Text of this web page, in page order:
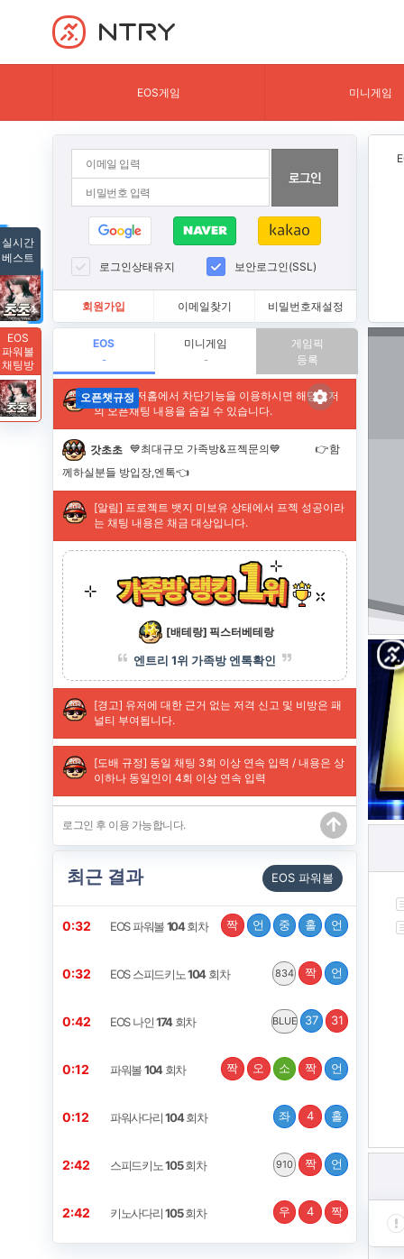
NTRY
EOS게임 미니게임
로그인상태유지 보안로그인(SSL)
회원가입 이메일찾기 비밀번호재설정
EOS
-
미니게임
-
게임픽
등록
최근 결과 EOS 파워볼
0:32 EOS 파워볼104회차 짝 언 중 홀 언
0:32 EOS 스피드키노104회차 834 짝 언
0:42 EOS 나인174회차 BLUE 37 31
0:12 파워볼104회차 짝 오 소 짝 언
0:12 파워사다리104회차 좌 4 홀
2:42 스피드키노105회차 910 짝 언
2:42 키노사다리105회차 우 4 짝
실시간
베스트
EOS
파워볼
채팅방